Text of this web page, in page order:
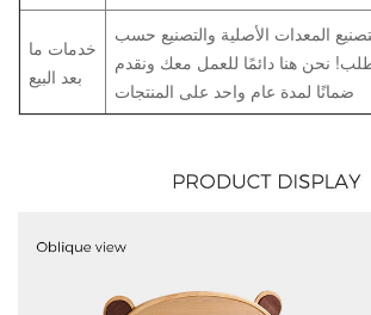
خدمات ما
بعد البيع
المعدات الأصلية والتصنيع حسب
نحن هنا دائمًا للعمل معك ونقدم
ضمانًا لمدة عام واحد على المنتجات